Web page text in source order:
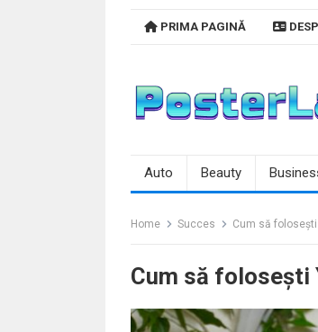
PRIMA PAGINĂ
Auto Beauty
Home Succes Cum să
Cum să folosești